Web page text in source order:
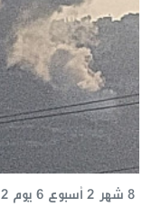
8 شهر 2 أسبوع 6 يوم 2 س 15 د 7 ث